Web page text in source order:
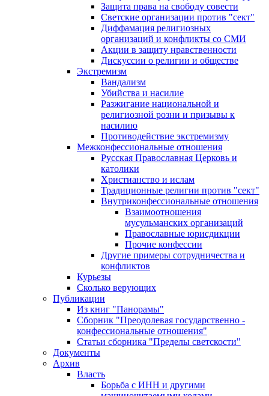
Защита права на свободу совести
Светские организации против "сект"
Диффамация религиозных
организаций и конфликты со СМИ
Акции в защиту нравственности
Дискуссии о религии и обществе
Экстремизм
Вандализм
Убийства и насилие
Разжигание национальной и
религиозной розни и призывы к
насилию
Противодействие экстремизму
Межконфессиональные отношения
Русская Православная Церковь и
католики
Христианство и ислам
Традиционные религии против "сект"
Внутриконфессиональные отношения
Взаимоотношения
мусульманских организаций
Православные юрисдикции
Прочие конфессии
Другие примеры сотрудничества и
конфликтов
Курьезы
Сколько верующих
Публикации
Из книг "Панорамы"
Сборник "Преодолевая государственно -
конфессиональные отношения"
Статьи сборника "Пределы светскости"
Документы
Архив
Власть
Борьба с ИНН и другими